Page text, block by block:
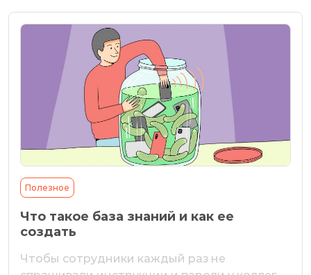
Полезное
Что такое база знаний и как ее
создать
Чтобы сотрудники каждый раз не